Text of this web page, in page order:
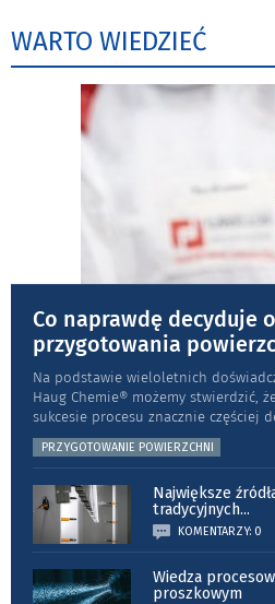
WARTO WIEDZIEĆ
Co naprawdę decyduje
przygotowania
Na podstawie wieloletnich
Haug Chemie® możemy stwierdzić,
sukcesie procesu znacznie częściej
PRZYGOTOWANIE POWIERZCHNI
Największe
tradycyjnych...
KOMENTARZY: 0
Wiedza
proszkowym